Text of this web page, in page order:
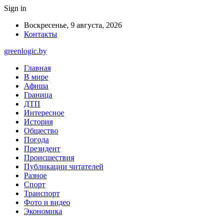
Sign in
Воскресенье, 9 августа, 2026
Контакты
greenlogic.by
Главная
В мире
Афиша
Граница
ДТП
Интересное
История
Общество
Погода
Президент
Происшествия
Публикации читателей
Разное
Спорт
Транспорт
Фото и видео
Экономика